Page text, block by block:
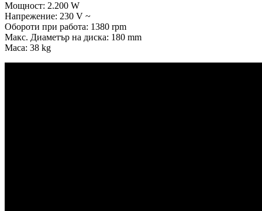
Мощност: 2.200 W
Напрежение: 230 V ~
Обороти при работа: 1380 rpm
Макс. Диаметър на диска: 180 mm
Маса: 38 kg